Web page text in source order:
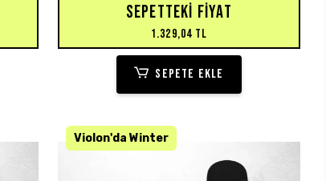
SEPETTEKI FIYAT
1.329,04 TL
SEPETE EKLE